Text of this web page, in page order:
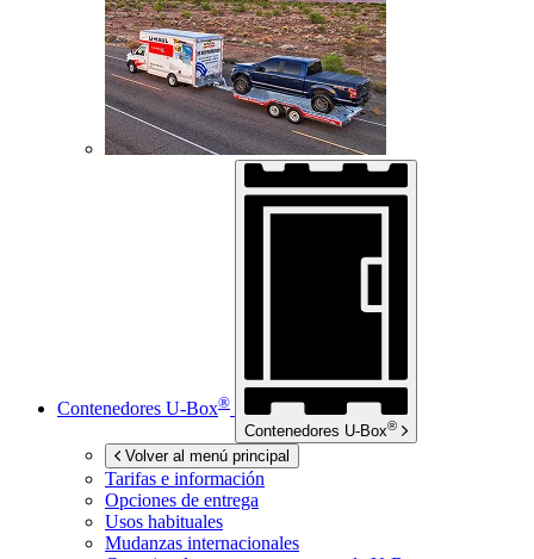
Contenedores U-Box®
Contenedores U-Box®
Volver al menú principal
Tarifas e información
Opciones de entrega
Usos habituales
Mudanzas internacionales